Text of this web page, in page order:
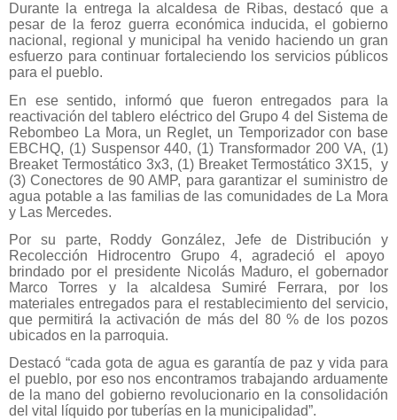
Durante la entrega la alcaldesa de Ribas, destacó que a
pesar de la feroz guerra económica inducida, el gobierno
nacional, regional y municipal ha venido haciendo un gran
esfuerzo para continuar fortaleciendo los servicios públicos
para el pueblo.
En ese sentido, informó que fueron entregados para la
reactivación del tablero eléctrico del Grupo 4 del Sistema de
Rebombeo La Mora, un Reglet, un Temporizador con base
EBCHQ, (1) Suspensor 440, (1) Transformador 200 VA, (1)
Breaket Termostático 3x3, (1) Breaket Termostático 3X15, y
(3) Conectores de 90 AMP, para garantizar el suministro de
agua potable a las familias de las comunidades de La Mora
y Las Mercedes.
Por su parte, Roddy González, Jefe de Distribución y
Recolección Hidrocentro Grupo 4, agradeció el apoyo
brindado por el presidente Nicolás Maduro, el gobernador
Marco Torres y la alcaldesa Sumiré Ferrara, por los
materiales entregados para el restablecimiento del servicio,
que permitirá la activación de más del 80 % de los pozos
ubicados en la parroquia.
Destacó “cada gota de agua es garantía de paz y vida para
el pueblo, por eso nos encontramos trabajando arduamente
de la mano del gobierno revolucionario en la consolidación
del vital líquido por tuberías en la municipalidad”.